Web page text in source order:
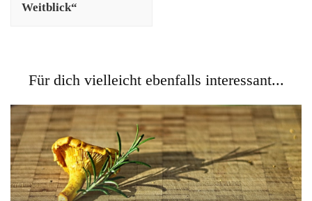
Weitblick“
Für dich vielleicht ebenfalls interessant...